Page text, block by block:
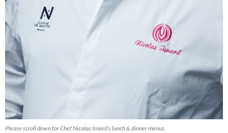
Please scroll down for Chef Nicolas Isnard’s lunch & dinner menus.